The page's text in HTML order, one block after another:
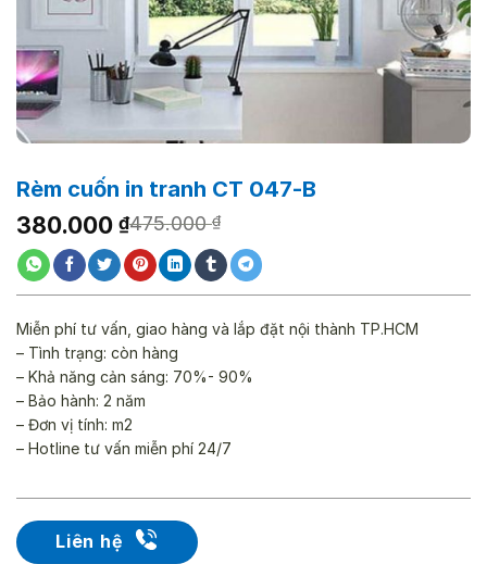
Rèm cuốn in tranh CT 047-B
475.000₫
Giá
gốc
là:
475.000 ₫.
380.000 ₫
Giá
hiện
tại
là:
380.000 ₫.
Liên hệ
Miễn phí tư vấn, giao hàng và lắp đặt nội thành TP.HCM
– Tình trạng: còn hàng
– Khả năng cản sáng: 70%- 90%
– Bảo hành: 2 năm
– Đơn vị tính: m2
– Hotline tư vấn miễn phí 24/7